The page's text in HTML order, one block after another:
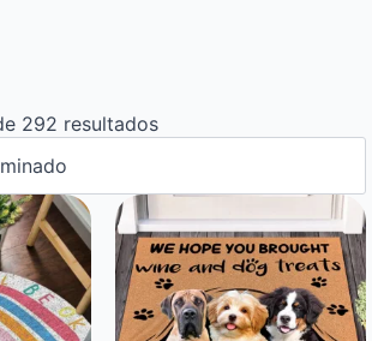
292 resultados